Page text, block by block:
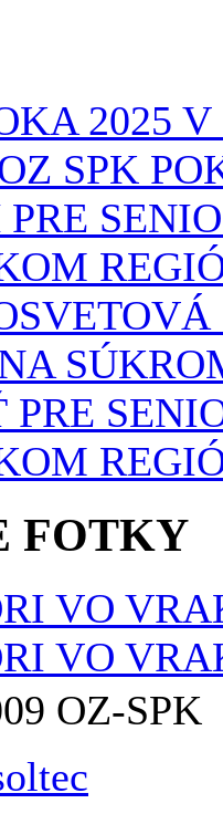
2025
SPK
PRE
FOTKY
OZ-SPK